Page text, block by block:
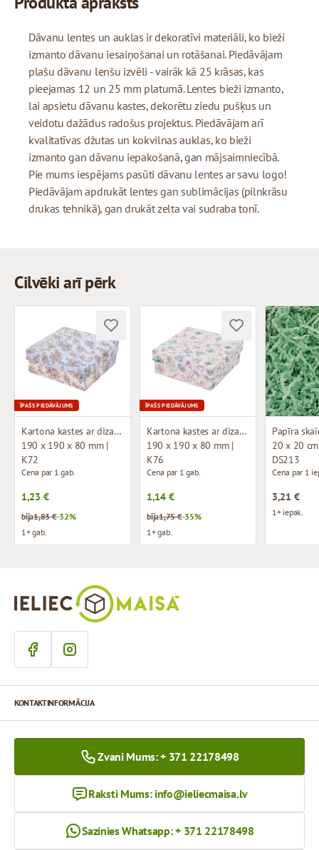
Dāvanu lentes un auklas ir dekoratīvi materiāli, ko bieži
izmanto dāvanu iesaiņošanai un rotāšanai. Piedāvājam
plašu dāvanu lenšu izvēli - vairāk kā 25 krāsas, kas
pieejamas 12 un 25 mm platumā. Lentes bieži izmanto,
lai apsietu dāvanu kastes, dekorētu ziedu pušķus un
veidotu dažādus radošus projektus. Piedāvājam arī
kvalitatīvas džutas un kokvilnas auklas, ko bieži
izmanto gan dāvanu iepakošanā, gan mājsaimniecībā.
Pie mums iespējams pasūti dāvanu lentes ar savu logo!
Piedāvājam apdrukāt lentes gan sublimācijas (pilnkrāsu
drukas tehnikā), gan drukāt zelta vai sudraba tonī.
Cilvēki arī pērk
ĪPAŠS PIEDĀVĀJUMS
Kartona kastes ar dizainu (mikrogofras)
190 x 190 x 80 mm |
K72
Cena par 1 gab.
1,23 €
bija1,83 €-32%
1+ gab.
ĪPAŠS PIEDĀVĀJUMS
Kartona kastes ar dizainu (mikrogofras)
190 x 190 x 80 mm |
K76
Cena par 1 gab.
1,14 €
bija1,75 €-35%
1+ gab.
20 x 20
DS213
Cena par 1
3,21 €
1+ iepak.
KONTAKTINFORMĀCIJA
Zvani Mums: + 371 22178498
Raksti Mums: info@ieliecmaisa.lv
Sazinies Whatsapp: + 371 22178498